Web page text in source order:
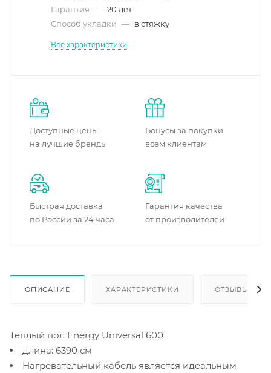
Гарантия — 20 лет
Способ укладки — в стяжку
Все характеристики
Доступные цены
на лучшие бренды
Бонусы за покупки
всем клиентам
Быстрая доставка
по России за 24 часа
Гарантия качества
от производителей
ОПИСАНИЕ ХАРАКТЕРИСТИКИ ОТЗЫВЫ
Теплый пол Energy Universal 600
длина: 6390 см
Нагревательный кабель является идеальным